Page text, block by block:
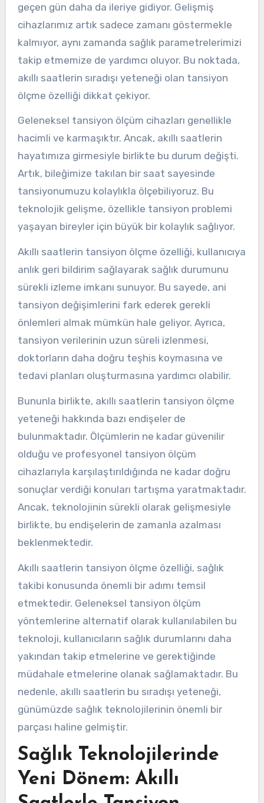
geçen gün daha da ileriye gidiyor. Gelişmiş
cihazlarımız artık sadece zamanı göstermekle
kalmıyor, aynı zamanda sağlık parametrelerimizi
takip etmemize de yardımcı oluyor. Bu noktada,
akıllı saatlerin sıradışı yeteneği olan tansiyon
ölçme özelliği dikkat çekiyor.
Geleneksel tansiyon ölçüm cihazları genellikle
hacimli ve karmaşıktır. Ancak, akıllı saatlerin
hayatımıza girmesiyle birlikte bu durum değişti.
Artık, bileğimize takılan bir saat sayesinde
tansiyonumuzu kolaylıkla ölçebiliyoruz. Bu
teknolojik gelişme, özellikle tansiyon problemi
yaşayan bireyler için büyük bir kolaylık sağlıyor.
Akıllı saatlerin tansiyon ölçme özelliği, kullanıcıya
anlık geri bildirim sağlayarak sağlık durumunu
sürekli izleme imkanı sunuyor. Bu sayede, ani
tansiyon değişimlerini fark ederek gerekli
önlemleri almak mümkün hale geliyor. Ayrıca,
tansiyon verilerinin uzun süreli izlenmesi,
doktorların daha doğru teşhis koymasına ve
tedavi planları oluşturmasına yardımcı olabilir.
Bununla birlikte, akıllı saatlerin tansiyon ölçme
yeteneği hakkında bazı endişeler de
bulunmaktadır. Ölçümlerin ne kadar güvenilir
olduğu ve profesyonel tansiyon ölçüm
cihazlarıyla karşılaştırıldığında ne kadar doğru
sonuçlar verdiği konuları tartışma yaratmaktadır.
Ancak, teknolojinin sürekli olarak gelişmesiyle
birlikte, bu endişelerin de zamanla azalması
beklenmektedir.
Akıllı saatlerin tansiyon ölçme özelliği, sağlık
takibi konusunda önemli bir adımı temsil
etmektedir. Geleneksel tansiyon ölçüm
yöntemlerine alternatif olarak kullanılabilen bu
teknoloji, kullanıcıların sağlık durumlarını daha
yakından takip etmelerine ve gerektiğinde
müdahale etmelerine olanak sağlamaktadır. Bu
nedenle, akıllı saatlerin bu sıradışı yeteneği,
günümüzde sağlık teknolojilerinin önemli bir
parçası haline gelmiştir.
Sağlık Teknolojilerinde
Yeni Dönem: Akıllı